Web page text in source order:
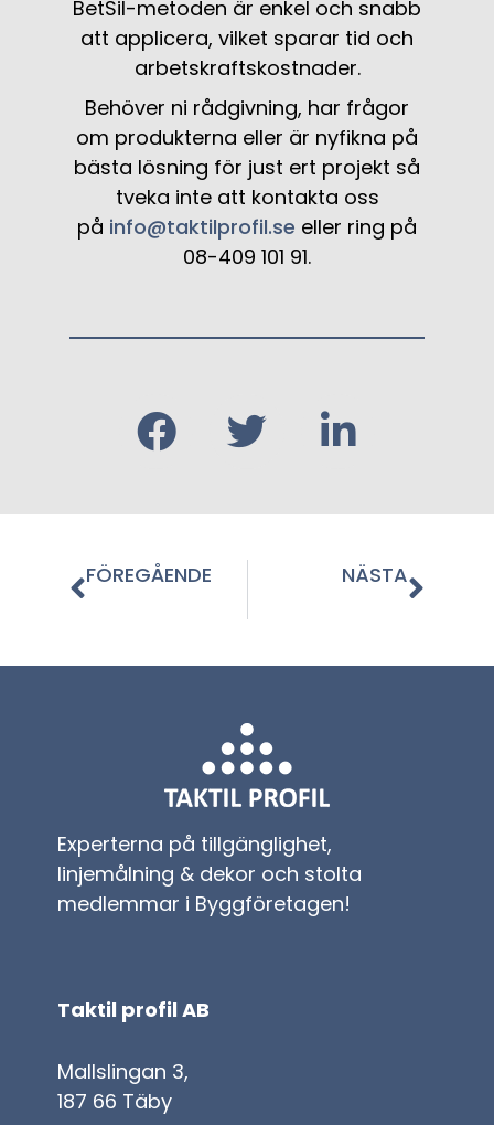
BetSil-metoden är enkel och snabb
att applicera, vilket sparar tid och
arbetskraftskostnader.
Behöver ni rådgivning, har frågor
om produkterna eller är nyfikna på
bästa lösning för just ert projekt så
tveka inte att kontakta oss
på info@taktilprofil.se eller ring på
08-409 101 91.
FÖREGÅENDE
NÄSTA
Experterna på tillgänglighet,
linjemålning & dekor och stolta
medlemmar i Byggföretagen!
Taktil profil AB
Mallslingan 3,
187 66 Täby